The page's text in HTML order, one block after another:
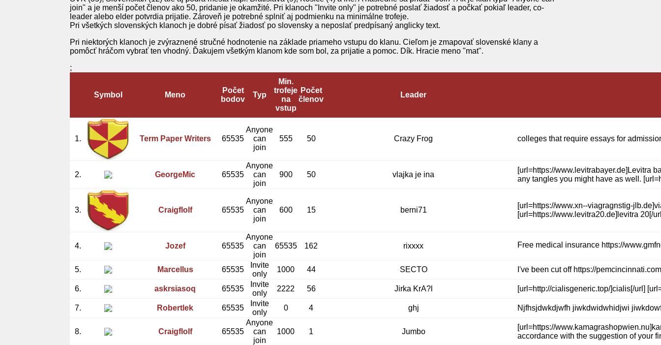
join" a je menší počet členov ako 50, pridanie je okamžité. Pri klanoch "Invite only" je potrebné poslať žiadosť a počkať pokiaľ leader, co-
leader alebo elder potvrdia prijatie. Zároveň je potrebné splniť aj podmienku na minimálne trofeje.
Pri všetkých slovenských klanoch je dobré písať žiadosť po slovensky a neposlať predpísaný anglicky text.
Pri niektorých klanoch je zvýraznené stručné hodnotenie na základe priameho vstupu do klanu. Cieľom je zmapovať slovenské klany a
pomôcť hráčom vybrať ten vhodný. Ďakujem všetkým klanom kde som bol, za prijatie a pomoc. Dík. Hracie meno "mat".
;
Symbol Meno
Počet
bodov
Typ
Min.
trofeje
na
vstup
Počet
členov
Leader
1. Term Paper Writers 65535
Anyone
can
join
555 50 Crazy Frog colleges that require essays for
2. GeorgeMic 65535
Anyone
can
join
900 50 vlajka je ina
[url=https://www.levitrabayer.de]Levitra
any tangles you might have as well.
3. Craigflolf 65535
Anyone
can
join
600 15 berni71
[url=https://www.xn--viagragnstig-
[url=https://www.levitra20.de]levitra 20[/
4. Jozef 65535
Anyone
can
join
65535 162 rixxxx Free medical insurance https://
5. Marcellus 65535
Invite
only
1000 44 SECTO I've been cut off https://
6. askrsiasoq 65535
Invite
only
2222 56 Jirka KrA?l [url=http://cialisgeneric.top/]cialis[/url]
7. Robertlek 65535
Invite
only
0 4 ghj Njfhsjdwkdjwfh jiwkdwidwhidjwi
8. Craigflolf 65535
Anyone
can
join
1000 1 Jumbo
[url=https://
accordance with the suggestion of your